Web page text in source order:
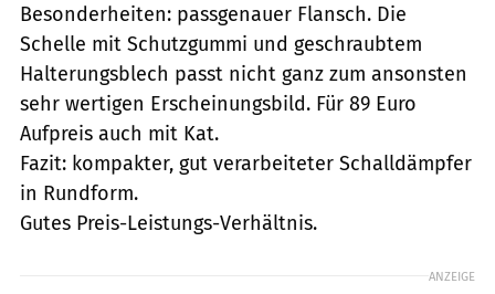
Besonderheiten: passgenauer Flansch. Die
Schelle mit Schutzgummi und geschraubtem
Halterungsblech passt nicht ganz zum ansonsten
sehr wertigen Erscheinungsbild. Für 89 Euro
Aufpreis auch mit Kat.
Fazit: kompakter, gut verarbeiteter Schalldämpfer
in Rundform.
Gutes Preis-Leistungs-Verhältnis.
ANZEIGE